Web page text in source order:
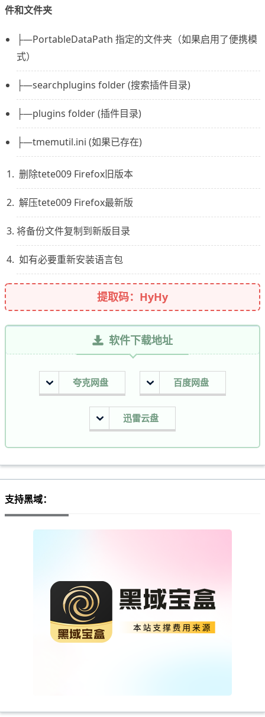
件和文件夹
├—PortableDataPath 指定的文件夹（如果启用了便携模
式）
├—searchplugins folder (搜索插件目录)
├—plugins folder (插件目录)
├—tmemutil.ini (如果已存在)
删除tete009 Firefox旧版本
解压tete009 Firefox最新版
将备份文件复制到新版目录
如有必要重新安装语言包
提取码：HyHy
软件下载地址
夸克网盘 百度网盘
迅雷云盘
支持黑域：